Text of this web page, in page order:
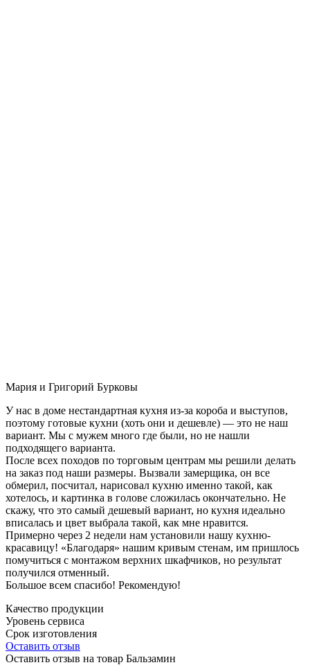
Мария и Григорий Бурковы
У нас в доме нестандартная кухня из-за короба и выступов,
поэтому готовые кухни (хоть они и дешевле) — это не наш
вариант. Мы с мужем много где были, но не нашли
подходящего варианта.
После всех походов по торговым центрам мы решили делать
на заказ под наши размеры. Вызвали замерщика, он все
обмерил, посчитал, нарисовал кухню именно такой, как
хотелось, и картинка в голове сложилась окончательно. Не
скажу, что это самый дешевый вариант, но кухня идеально
вписалась и цвет выбрала такой, как мне нравится.
Примерно через 2 недели нам установили нашу кухню-
красавицу! «Благодаря» нашим кривым стенам, им пришлось
помучиться с монтажом верхних шкафчиков, но результат
получился отменный.
Большое всем спасибо! Рекомендую!
Качество продукции
Уровень сервиса
Срок изготовления
Оставить отзыв
Оставить отзыв на товар Бальзамин